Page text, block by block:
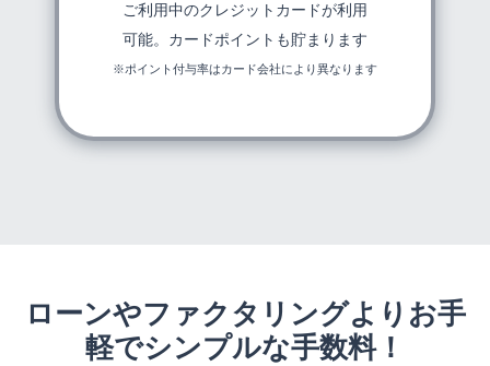
ご利用中のクレジットカードが利用
可能。カードポイントも貯まります
※ポイント付与率はカード会社により異なります
ローンやファクタリングよりお手
軽でシンプルな手数料！